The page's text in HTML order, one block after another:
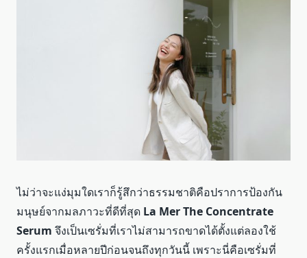
ไม่ว่าจะแง่มุมใดเราก็รู้สึกว่าธรรมชาติคือปราการป้องกัน
มนุษย์จากมลภาวะที่ดีที่สุด La Mer The Concentrate
Serum จึงเป็นเซรั่มที่เราไม่สามารถขาดได้ตั้งแต่ลองใช้
ครั้งแรกเมื่อหลายปีก่อนจนถึงทุกวันนี้ เพราะนี่คือเซรั่มที่